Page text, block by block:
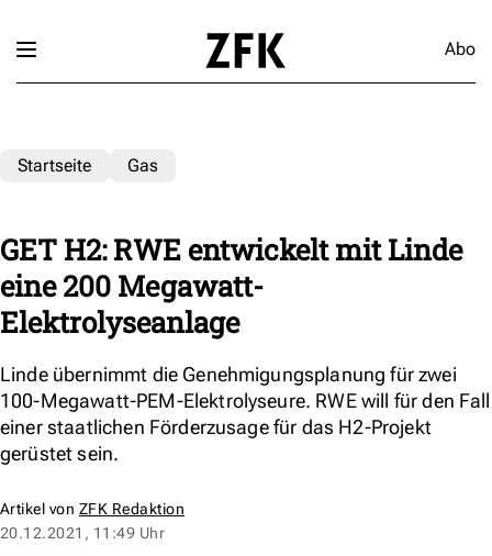
Abo
Startseite Gas
GET H2: RWE entwickelt mit Linde
eine 200 Megawatt-
Elektrolyseanlage
Linde übernimmt die Genehmigungsplanung für zwei
100-Megawatt-PEM-Elektrolyseure. RWE will für den Fall
einer staatlichen Förderzusage für das H2-Projekt
gerüstet sein.
Artikel von ZFK Redaktion
20.12.2021, 11:49 Uhr